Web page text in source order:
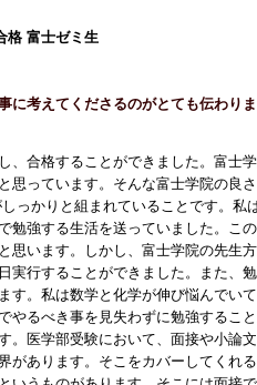
格 富士ゼミ生
考えてくださるのがとても伝わりま
、合格することができました。富士
思っています。そんな富士学院の良
っかりと組まれていることです。私
勉強する生活を送っていました。こ
思います。しかし、富士学院の先生
行することができました。また、
す。私は数学と化学が伸び悩んでい
やるべき事を見失わずに勉強するこ
。医学部受験において、面接や小論
があります。そこをカバーしてくれ